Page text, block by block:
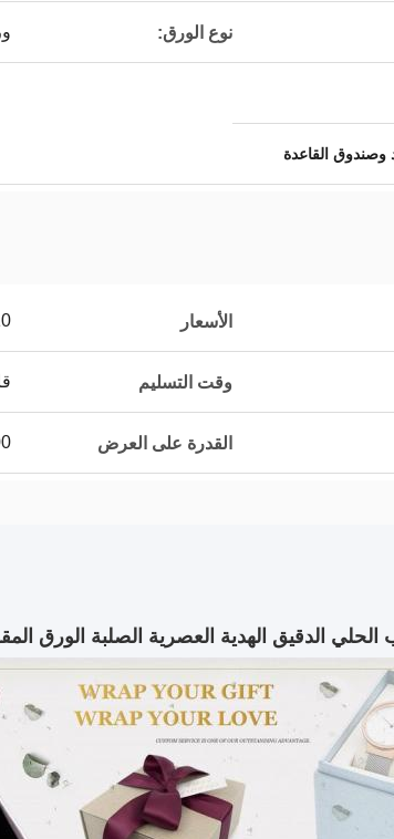
نوع الورق:
وصندوق القاعدة
الأسعار
وقت التسليم
القدرة على العرض
الدقيق الهدية العصرية الصلبة الورق